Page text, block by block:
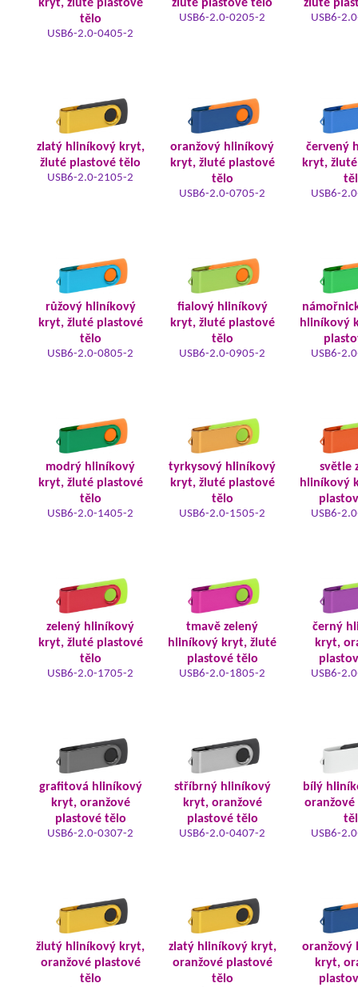
kryt, žluté plastové
tělo
USB6-2.0-0405-2
žluté plastové tělo
USB6-2.0-0205-2
žluté
USB6-
zlatý hliníkový kryt,
žluté plastové tělo
USB6-2.0-2105-2
oranžový hliníkový
kryt, žluté plastové
tělo
USB6-2.0-0705-2
červený
kryt,
USB6-
růžový hliníkový
kryt, žluté plastové
tělo
USB6-2.0-0805-2
fialový hliníkový
kryt, žluté plastové
tělo
USB6-2.0-0905-2
hliníkový
USB6-
modrý hliníkový
kryt, žluté plastové
tělo
USB6-2.0-1405-2
tyrkysový hliníkový
kryt, žluté plastové
tělo
USB6-2.0-1505-2
světle
hliníkový
USB6-
zelený hliníkový
kryt, žluté plastové
tělo
USB6-2.0-1705-2
tmavě zelený
hliníkový kryt, žluté
plastové tělo
USB6-2.0-1805-2
černý
kryt,
USB6-
grafitová hliníkový
kryt, oranžové
plastové tělo
USB6-2.0-0307-2
stříbrný hliníkový
kryt, oranžové
plastové tělo
USB6-2.0-0407-2
bílý
oranžové
USB6-
žlutý hliníkový kryt,
oranžové plastové
tělo
zlatý hliníkový kryt,
oranžové plastové
tělo
oranžový
kryt,